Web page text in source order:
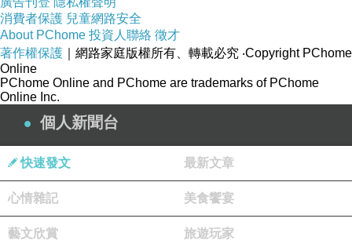
消費者保護 兒童網路安全
About PChome 投資人聯絡 徵才
著作權保護 ｜網路家庭版權所有、轉載必究 ‧Copyright PChome
Online
PChome Online and PChome are trademarks of PChome
Online Inc.
個人新聞台
快速發文 最新文章
心情雜記 美食饗宴
藝文欣賞 旅遊玩家